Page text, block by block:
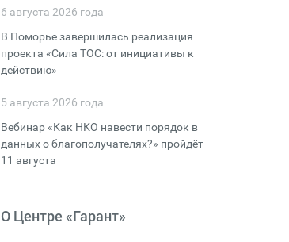
6 августа 2026 года
В Поморье завершилась реализация
проекта «Сила ТОС: от инициативы к
действию»
5 августа 2026 года
Вебинар «Как НКО навести порядок в
данных о благополучателях?» пройдёт
11 августа
О Центре «Гарант»